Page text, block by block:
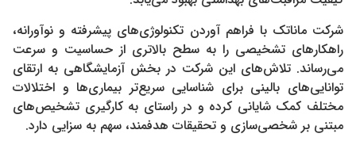
شرکت ماناتک با فراهم آوردن تکنولوژی‌های پیشرفته و نوآورانه،
راهکارهای تشخیصی را به سطح بالاتری از حساسیت و سرعت
می‌رساند. تلاش‌های این شرکت در بخش آزمایشگاهی به ارتقای
توانایی‌های بالینی برای شناسایی سریع‌تر بیماری‌ها و اختلالات
مختلف کمک شایانی کرده و در راستای به کارگیری تشخیص‌های
مبتنی بر شخصی‌سازی و تحقیقات هدفمند، سهم به سزایی دارد.